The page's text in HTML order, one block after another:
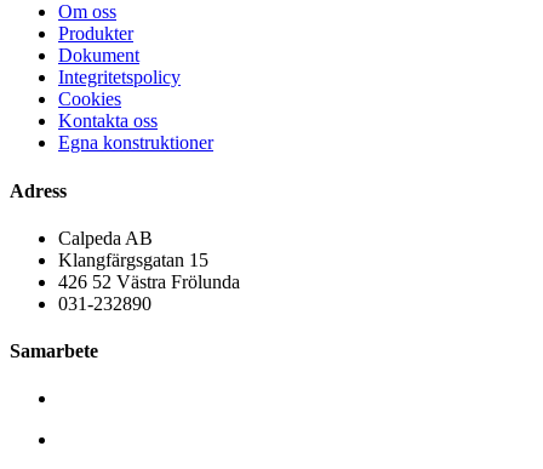
Om oss
Produkter
Dokument
Integritetspolicy
Cookies
Kontakta oss
Egna konstruktioner
Adress
Calpeda AB
Klangfärgsgatan 15
426 52 Västra Frölunda
031-232890
Samarbete